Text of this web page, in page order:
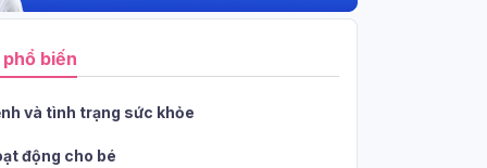
biến
và tình trạng sức khỏe
động cho bé